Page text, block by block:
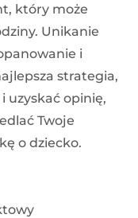
który może
Unikanie
i
strategia,
uzyskać opinię,
Twoje
o dziecko.